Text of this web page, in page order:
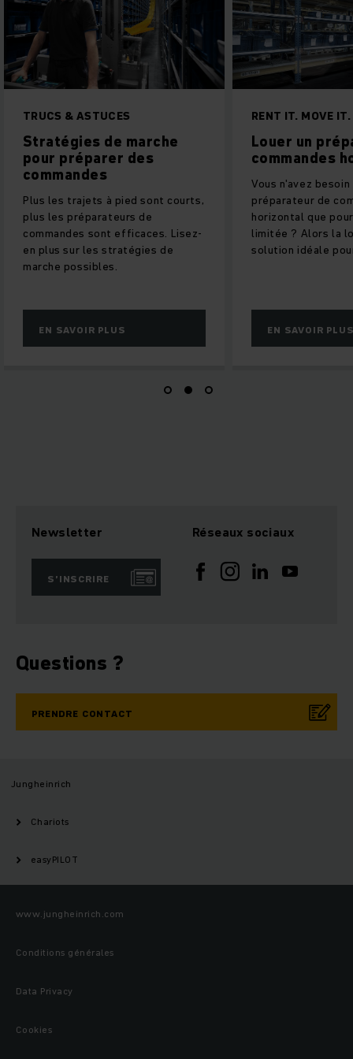
TRUCS & ASTUCES
Stratégies de marche
pour préparer des
commandes
Plus les trajets à pied sont courts,
plus les préparateurs de
commandes sont efficaces. Lisez-
en plus sur les stratégies de
marche possibles.
EN SAVOIR PLUS
RENT IT. MOVE
Louer un
commandes
Vous n'avez besoin
préparateur de
horizontal que
limitée ? Alors la
solution idéale
EN SAVOIR
Newsletter
S’INSCRIRE
Réseaux sociaux
Questions ?
PRENDRE CONTACT
Jungheinrich
Chariots
easyPILOT
www.jungheinrich.com
Conditions générales
Data Privacy
Cookies